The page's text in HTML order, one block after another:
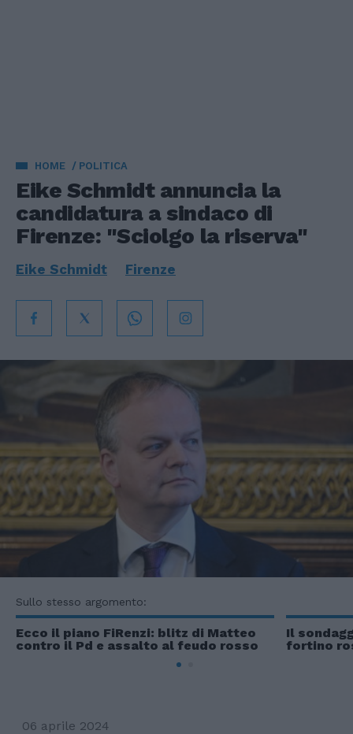
HOME POLITICA
Eike Schmidt annuncia la
candidatura a sindaco di
Firenze: "Sciolgo la riserva"
Eike Schmidt Firenze
Sullo stesso argomento:
Ecco il piano FiRenzi: blitz di Matteo
contro il Pd e assalto al feudo rosso
Il
fortino
06 aprile 2024